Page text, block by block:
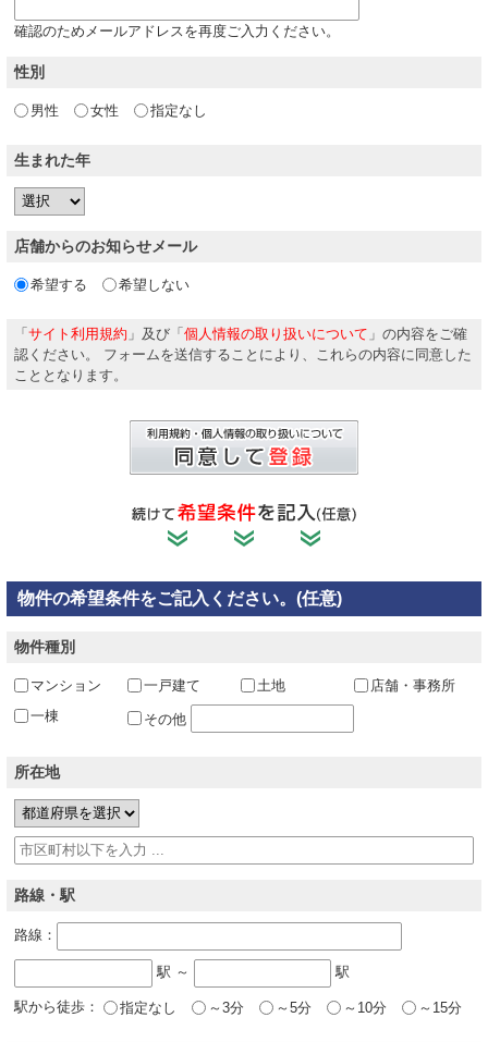
確認のためメールアドレスを再度ご入力ください。
性別
男性 女性 指定なし
生まれた年
店舗からのお知らせメール
希望する 希望しない
「 サイト利用規約 」 及び 「 個人情報の取り扱いについて 」 の内容をご確
認ください。
フォームを送信することにより、これらの内容に同意した
こととなります。
物件の希望条件をご記入ください。(任意)
物件種別
マンション 一戸建て 土地
店舗・事務所
一棟
その他
所在地
路線・駅
路線：
駅 ～ 駅
駅から徒歩： 指定なし ～3分 ～5分 ～10分 ～15分